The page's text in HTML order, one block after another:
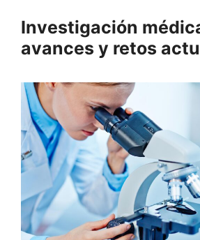
Investigación
avances y retos